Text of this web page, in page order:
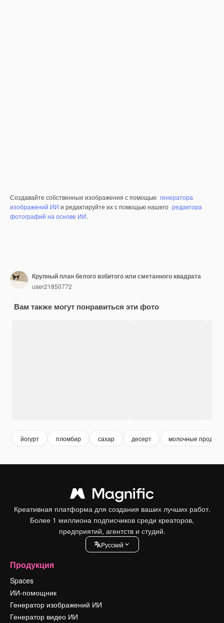
Создавайте собственные изображения с помощью генератора
изображений ИИ и редактируйте их с помощью нашего редактора
фотографий на основе ИИ.
Крупный план белого взбитого или сметанного квадрата
user21850772
Вам также могут понравиться эти фото
йогурт пломбир сахар десерт молочные
Креативная платформа для создания ваших лучших работ.
Более 1 миллиона подписчиков среди креаторов,
предприятий, агентств и студий.
Pусский
Продукция
Spaces
ИИ-помощник
Генератор изображений ИИ
Генератор видео ИИ